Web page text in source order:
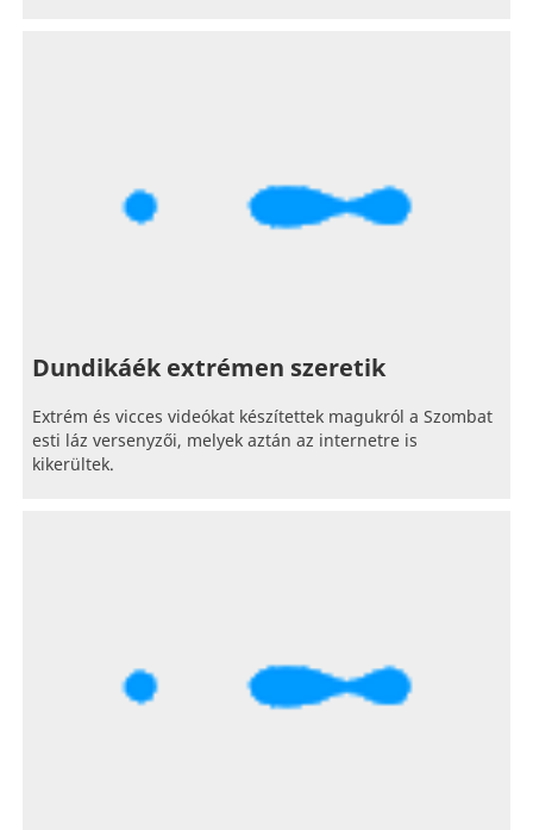
Dundikáék extrémen szeretik
Extrém és vicces videókat készítettek magukról a Szombat
esti láz versenyzői, melyek aztán az internetre is
kikerültek.